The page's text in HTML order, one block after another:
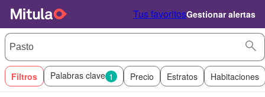
Tus favoritosGestionar alertas
Filtros Palabras clave 1 Precio Estratos Habitaciones